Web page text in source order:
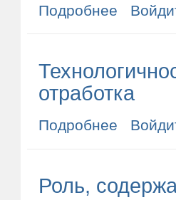
Подробнее о Основные
отработка
Подробнее о
Роль,